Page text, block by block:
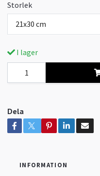
Storlek
21x30 cm
I lager
Dela
INFORMATION